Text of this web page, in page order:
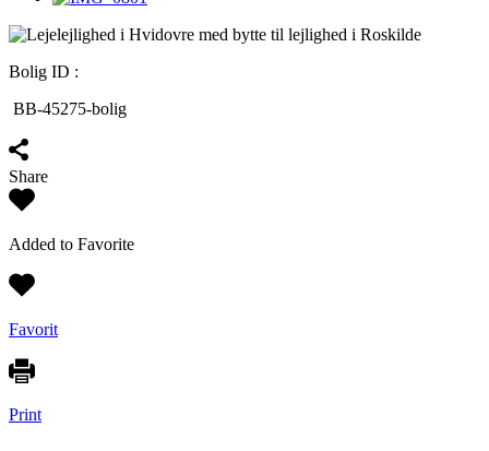
Bolig ID :
BB-45275-bolig
Share
Added to Favorite
Favorit
Print